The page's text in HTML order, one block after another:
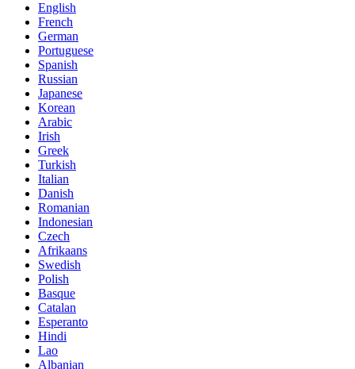
English
French
German
Portuguese
Spanish
Russian
Japanese
Korean
Arabic
Irish
Greek
Turkish
Italian
Danish
Romanian
Indonesian
Czech
Afrikaans
Swedish
Polish
Basque
Catalan
Esperanto
Hindi
Lao
Albanian